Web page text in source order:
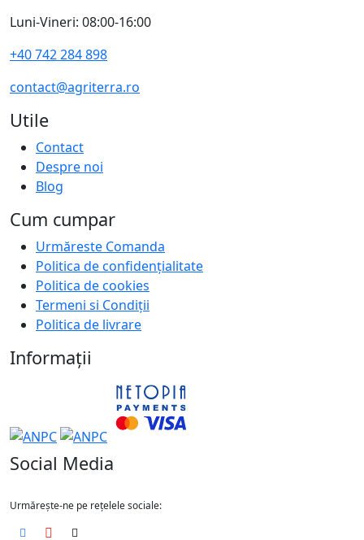
Luni-Vineri: 08:00-16:00
+40 742 284 898
contact@agriterra.ro
Utile
Contact
Despre noi
Blog
Cum cumpar
Urmăreste Comanda
Politica de confidențialitate
Politica de cookies
Termeni si Condiții
Politica de livrare
Informații
Social Media
Urmărește-ne pe rețelele sociale: